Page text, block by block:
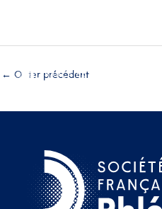
← Order précédent